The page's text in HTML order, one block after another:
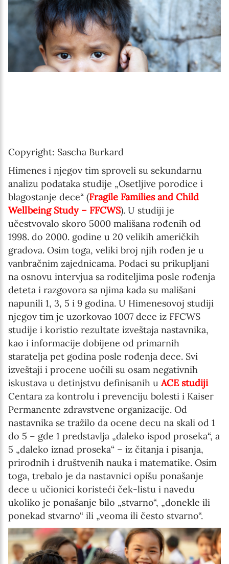
Copyright: Sascha Burkard
Himenes i njegov tim sproveli su sekundarnu
analizu podataka studije „Osetljive porodice i
blagostanje dece“ (Fragile Families and Child
Wellbeing Study – FFCWS). U studiji je
učestvovalo skoro 5000 mališana rođenih od
1998. do 2000. godine u 20 velikih američkih
gradova. Osim toga, veliki broj njih rođen je u
vanbračnim zajednicama. Podaci su prikupljani
na osnovu intervjua sa roditeljima posle rođenja
deteta i razgovora sa njima kada su mališani
napunili 1, 3, 5 i 9 godina. U Himenesovoj studiji
njegov tim je uzorkovao 1007 dece iz FFCWS
studije i koristio rezultate izveštaja nastavnika,
kao i informacije dobijene od primarnih
staratelja pet godina posle rođenja dece. Svi
izveštaji i procene uočili su osam negativnih
iskustava u detinjstvu definisanih uACE studiji
Centara za kontrolu i prevenciju bolesti i Kaiser
Permanente zdravstvene organizacije. Od
nastavnika se tražilo da ocene decu na skali od 1
do 5 – gde 1 predstavlja „daleko ispod proseka“, a
5 „daleko iznad proseka“ – iz čitanja i pisanja,
prirodnih i društvenih nauka i matematike. Osim
toga, trebalo je da nastavnici opišu ponašanje
dece u učionici koristeći ček-listu i navedu
ukoliko je ponašanje bilo „stvarno“, „donekle ili
ponekad stvarno“ ili „veoma ili često stvarno“.